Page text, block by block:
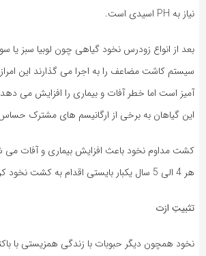
نیاز به PH اسیدی است.
بعد از انواع زودرس نخود گیاهی چون لوبیا سبز یا
سیستم کاشت مضاعف را به اجرا می گذارند این
آمیز است اما خطر آفات و بیماری را افزایش می
این گیاهان به برخی از ارگانیسم های مشترک
کشت مداوم نخود باعث افزایش بیماری و آفات می
هر 4 الی 5 سال یکبار بایستی اقدام به کشت نخود کرد.
تثبیتِ ازت
نخود همچون دیگر حبوبات با زندگی همزیستی با